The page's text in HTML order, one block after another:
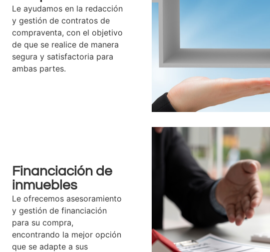
Le ayudamos en la redacción
y gestión de contratos de
compraventa, con el objetivo
de que se realice de manera
segura y satisfactoria para
ambas partes.
Financiación de
inmuebles
Le ofrecemos asesoramiento
y gestión de financiación
para su compra,
encontrando la mejor opción
que se adapte a sus